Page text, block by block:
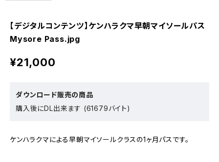
【デジタルコンテンツ】ケンハラクマ早朝マイソールパス
Mysore Pass.jpg
¥21,000
ダウンロード販売の商品
購入後にDL出来ます (61679バイト)
ケンハラクマによる早朝マイソールクラスの1ヶ月パスです。